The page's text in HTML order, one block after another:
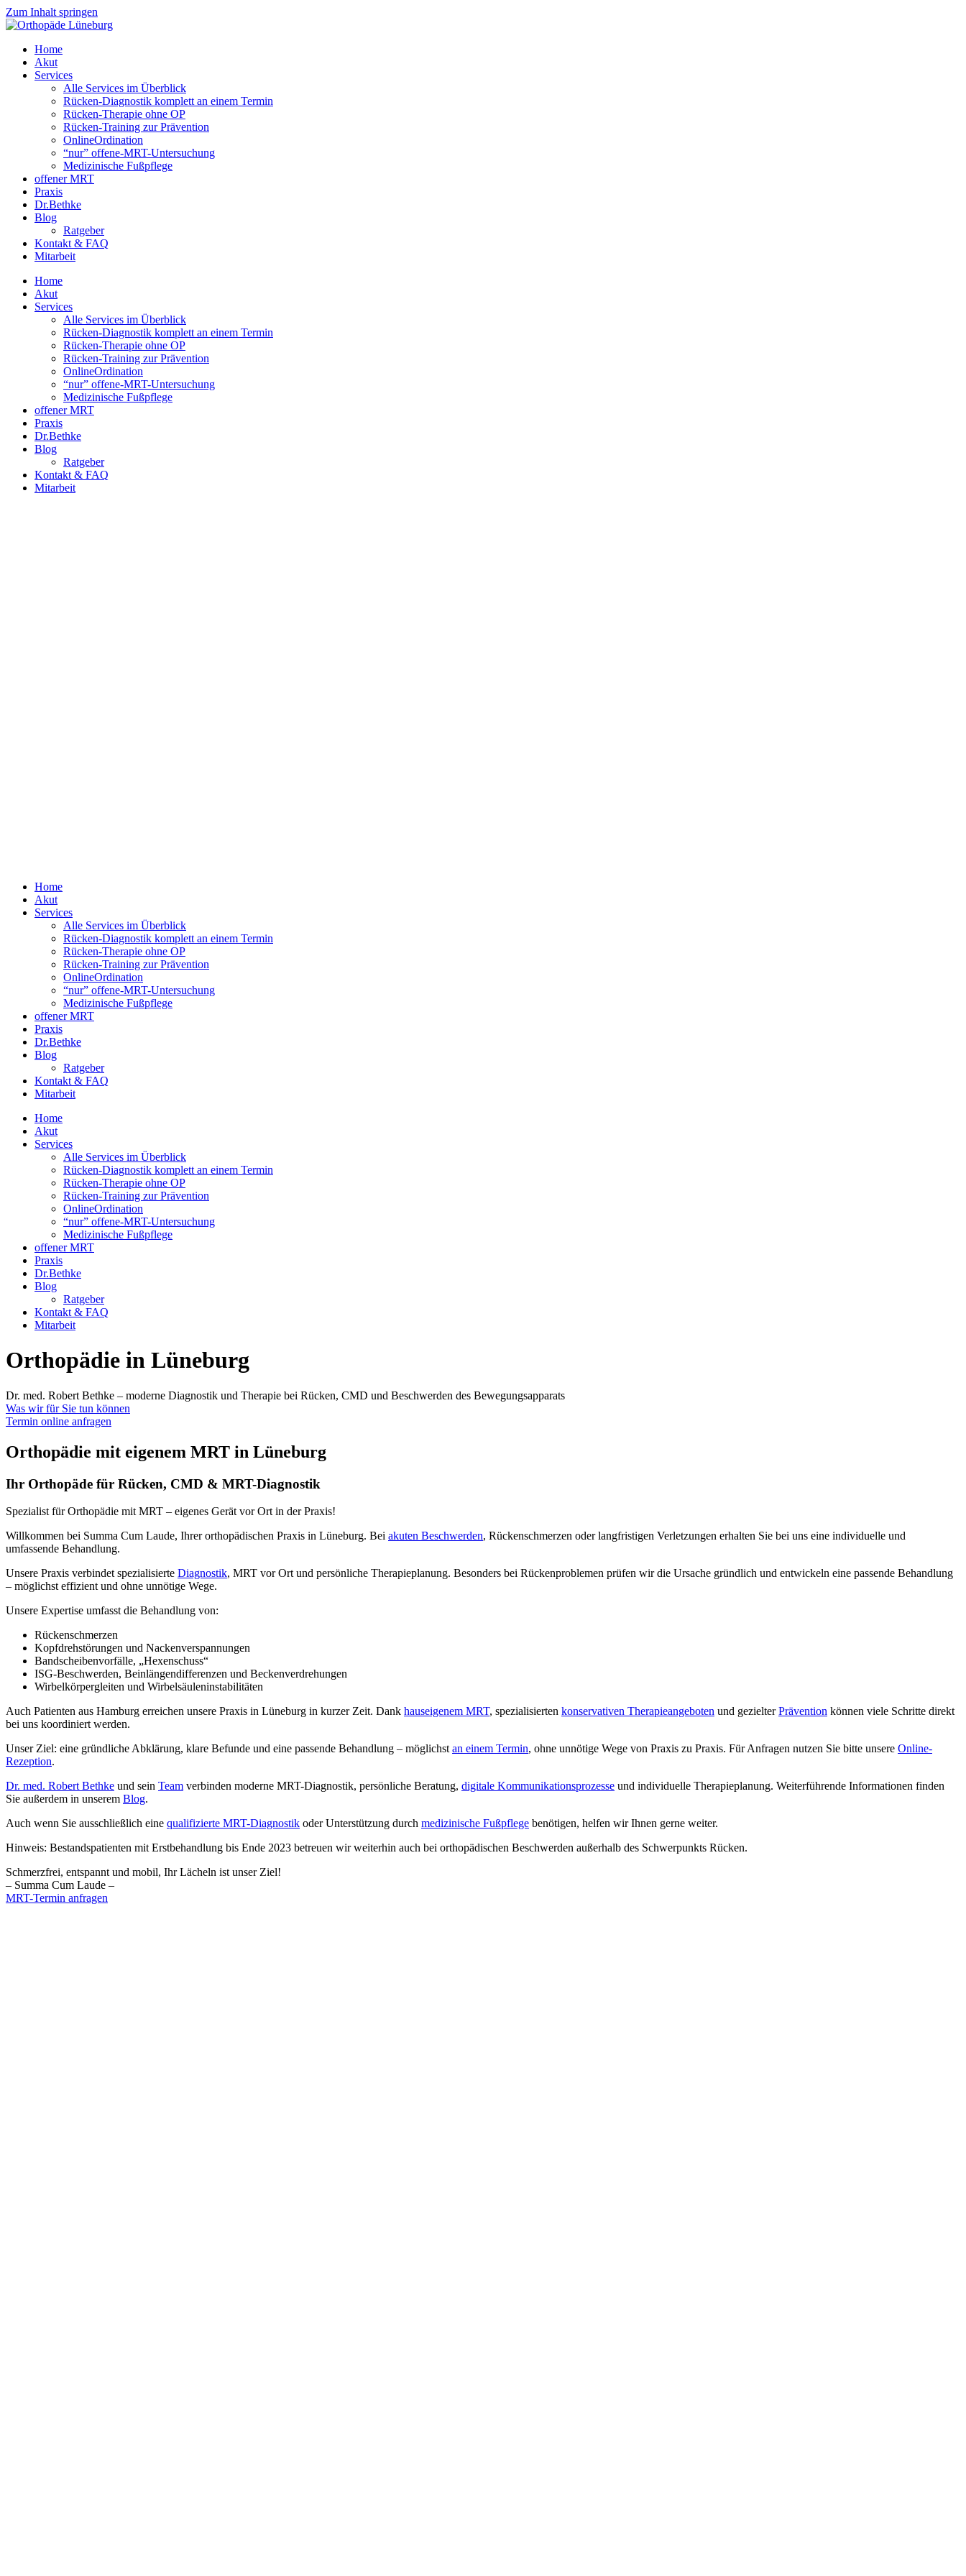
Zum Inhalt springen
Home
Akut
Services
Alle Services im Überblick
Rücken-Diagnostik komplett an einem Termin
Rücken-Therapie ohne OP
Rücken-Training zur Prävention
OnlineOrdination
“nur” offene-MRT-Untersuchung
Medizinische Fußpflege
offener MRT
Praxis
Dr.Bethke
Blog
Ratgeber
Kontakt & FAQ
Mitarbeit
Home
Akut
Services
Alle Services im Überblick
Rücken-Diagnostik komplett an einem Termin
Rücken-Therapie ohne OP
Rücken-Training zur Prävention
OnlineOrdination
“nur” offene-MRT-Untersuchung
Medizinische Fußpflege
offener MRT
Praxis
Dr.Bethke
Blog
Ratgeber
Kontakt & FAQ
Mitarbeit
Home
Akut
Services
Alle Services im Überblick
Rücken-Diagnostik komplett an einem Termin
Rücken-Therapie ohne OP
Rücken-Training zur Prävention
OnlineOrdination
“nur” offene-MRT-Untersuchung
Medizinische Fußpflege
offener MRT
Praxis
Dr.Bethke
Blog
Ratgeber
Kontakt & FAQ
Mitarbeit
Home
Akut
Services
Alle Services im Überblick
Rücken-Diagnostik komplett an einem Termin
Rücken-Therapie ohne OP
Rücken-Training zur Prävention
OnlineOrdination
“nur” offene-MRT-Untersuchung
Medizinische Fußpflege
offener MRT
Praxis
Dr.Bethke
Blog
Ratgeber
Kontakt & FAQ
Mitarbeit
Orthopädie in Lüneburg
Dr. med. Robert Bethke – moderne Diagnostik und Therapie bei Rücken, CMD und Beschwerden des Bewegungsapparats
Was wir für Sie tun können
Termin online anfragen
Orthopädie mit eigenem MRT in Lüneburg
Ihr Orthopäde für Rücken, CMD & MRT-Diagnostik
Spezialist für Orthopädie mit MRT – eigenes Gerät vor Ort in der Praxis!
Willkommen bei Summa Cum Laude, Ihrer orthopädischen Praxis in Lüneburg. Bei akuten Beschwerden, Rückenschmerzen oder langfristigen Verletzungen erhalten Sie bei uns eine individuelle und
umfassende Behandlung.
Unsere Praxis verbindet spezialisierte Diagnostik, MRT vor Ort und persönliche Therapieplanung. Besonders bei Rückenproblemen prüfen wir die Ursache gründlich und entwickeln eine passende Behandlung
– möglichst effizient und ohne unnötige Wege.
Unsere Expertise umfasst die Behandlung von:
Rückenschmerzen
Kopfdrehstörungen und Nackenverspannungen
Bandscheibenvorfälle, „Hexenschuss“
ISG-Beschwerden, Beinlängendifferenzen und Beckenverdrehungen
Wirbelkörpergleiten und Wirbelsäuleninstabilitäten
Auch Patienten aus Hamburg erreichen unsere Praxis in Lüneburg in kurzer Zeit. Dank hauseigenem MRT, spezialisierten konservativen Therapieangeboten und gezielterPrävention können viele Schritte direkt
bei uns koordiniert werden.
Unser Ziel: eine gründliche Abklärung, klare Befunde und eine passende Behandlung – möglichstan einem Termin, ohne unnötige Wege von Praxis zu Praxis. Für Anfragen nutzen Sie bitte unsere Online-
Rezeption.
Dr. med. Robert Bethke und sein Team verbinden moderne MRT-Diagnostik, persönliche Beratung, digitale Kommunikationsprozesse und individuelle Therapieplanung. Weiterführende Informationen finden
Sie außerdem in unserem Blog.
Auch wenn Sie ausschließlich eine qualifizierte MRT-Diagnostik oder Unterstützung durch medizinische Fußpflege benötigen, helfen wir Ihnen gerne weiter.
Hinweis: Bestandspatienten mit Erstbehandlung bis Ende 2023 betreuen wir weiterhin auch bei orthopädischen Beschwerden außerhalb des Schwerpunkts Rücken.
Schmerzfrei, entspannt und mobil, Ihr Lächeln ist unser Ziel!
– Summa Cum Laude –
MRT-Termin anfragen